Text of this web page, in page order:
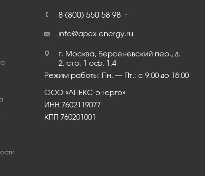
8 (800) 550 58 98
info@apex-energy.ru
г. Москва, Берсеневский пер., д.
2, стр. 1 оф. 1.4
Режим работы: Пн. – Пт.: с 9:00 до 18:00
ООО «АПЕКС-энерго»
ИНН 7602119077
КПП 760201001